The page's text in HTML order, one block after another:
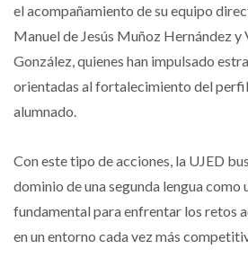
el acompañamiento de su equipo
Manuel de Jesús Muñoz Hernández
González, quienes han impulsado
orientadas al fortalecimiento del
alumnado.
Con este tipo de acciones, la UJED
dominio de una segunda lengua como
fundamental para enfrentar los retos
en un entorno cada vez más